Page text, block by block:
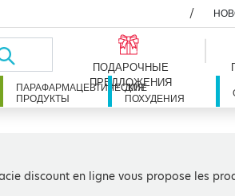
ПОДАРОЧНЫЕ
ПРЕДЛОЖЕНИЯ
ПАРАФАРМАЦЕВТИЧЕСКИЕ
ПРОДУКТЫ
ДЛЯ
ПОХУДЕНИЯ
discount en ligne vous propose les